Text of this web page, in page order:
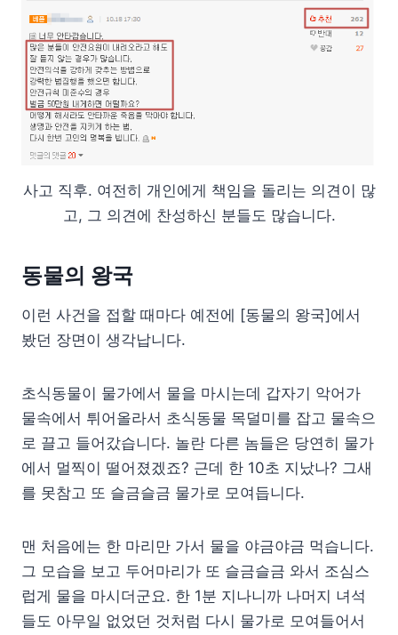
사고 직후. 여전히 개인에게 책임을 돌리는 의견이 많
고, 그 의견에 찬성하신 분들도 많습니다.
동물의 왕국
이런 사건을 접할 때마다 예전에 [동물의 왕국]에서
봤던 장면이 생각납니다.
초식동물이 물가에서 물을 마시는데 갑자기 악어가
물속에서 튀어올라서 초식동물 목덜미를 잡고 물속으
로 끌고 들어갔습니다. 놀란 다른 놈들은 당연히 물가
에서 멀찍이 떨어졌겠죠? 근데 한 10초 지났나? 그새
를 못참고 또 슬금슬금 물가로 모여듭니다.
맨 처음에는 한 마리만 가서 물을 야금야금 먹습니다.
그 모습을 보고 두어마리가 또 슬금슬금 와서 조심스
럽게 물을 마시더군요. 한 1분 지나니까 나머지 녀석
들도 아무일 없었던 것처럼 다시 물가로 모여들어서